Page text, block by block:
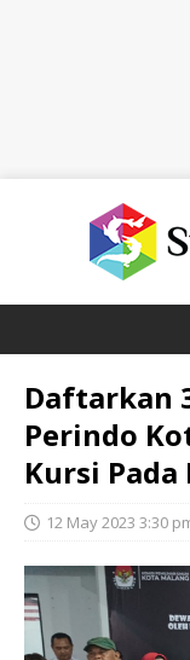
Daftarkan
Perindo
Kursi
12 May 2023 3:30